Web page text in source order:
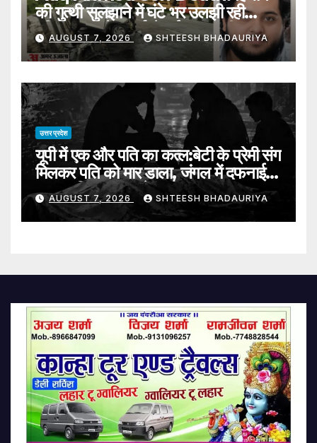
की गुत्थी सुलझाने में घंटे भर उलझी रही
पुलिस, शादी के कार्ड से हुई अबान की
शिनाख्त – Atiq Ahmed Son
Death Police Spent An Hour
Grappling With The Puzzle
Of Identification
AUGUST 7, 2026 SHTEESH BHADAURIYA
उत्तर प्रदेश
यूपी में एक और पति का कत्ल:बेटी के प्रेमी संग
मिलकर पति को मार डाला, जंगल में दफनाई
लाश; पुलिस तलाश में जुटी – Mother-
daughter Duo Allegedly Kill
Husband With Daughter’s
AUGUST 7, 2026 SHTEESH BHADAURIYA